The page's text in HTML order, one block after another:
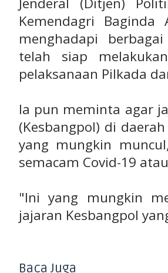
Kemendagri Baginda
menghadapi
telah siap
pelaksanaan Pilkada
Ia pun meminta agar
(Kesbangpol) di
yang mungkin
semacam Covid-19
"Ini yang mungkin
jajaran Kesbangpol
Baca Juga